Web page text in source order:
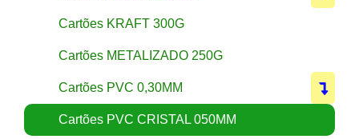
Cartões KRAFT 300G
Cartões METALIZADO 250G
Cartões PVC 0,30MM
Cartões PVC CRISTAL 050MM